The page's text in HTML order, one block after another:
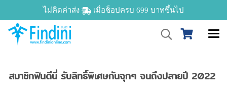
ไม่คิดค่าส่ง เมื่อช็อปครบ 699 บาทขึ้นไป
สมาชิกฟินดีนี่ รับลิทธิ์พิเศษกันจุกๆ จนถึงปลายปี 2022